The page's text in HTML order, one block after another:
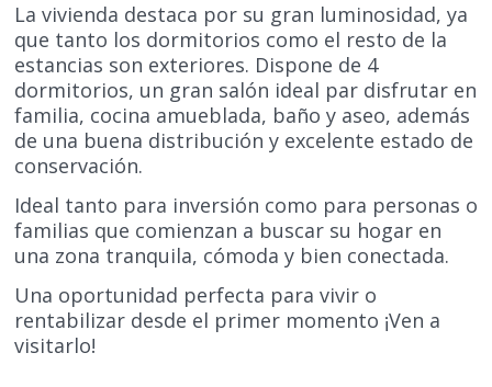
La vivienda destaca por su gran luminosidad, ya
que tanto los dormitorios como el resto de la
estancias son exteriores. Dispone de 4
dormitorios, un gran salón ideal par disfrutar en
familia, cocina amueblada, baño y aseo, además
de una buena distribución y excelente estado de
conservación.
Ideal tanto para inversión como para personas o
familias que comienzan a buscar su hogar en
una zona tranquila, cómoda y bien conectada.
Una oportunidad perfecta para vivir o
rentabilizar desde el primer momento ¡Ven a
visitarlo!